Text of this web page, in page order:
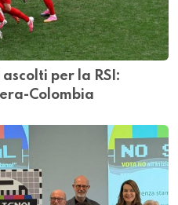
per la RSI:
Colombia